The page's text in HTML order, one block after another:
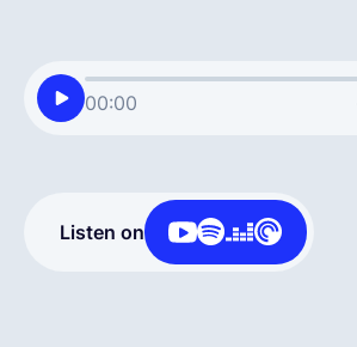
00:00
Listen on
Solicita una demo